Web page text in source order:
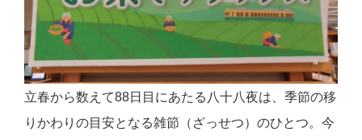
立春から数えて88日目にあたる八十八夜は、季節の移
りかわりの目安となる雑節（ざっせつ）のひとつ。今